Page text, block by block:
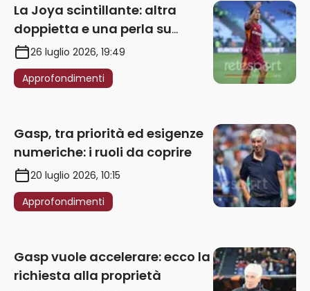
La Joya scintillante: altra
doppietta e una perla su
punizione – VIDEO
26 luglio 2026, 19:49
Approfondimenti
Gasp, tra priorità ed esigenze
numeriche: i ruoli da coprire
20 luglio 2026, 10:15
Approfondimenti
Gasp vuole accelerare: ecco la
richiesta alla proprietà